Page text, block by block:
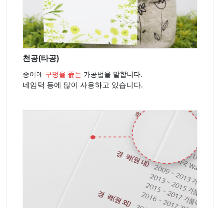
천공(타공)
종이에 구멍을 뚫는 가공법을 말합니다.
네임택 등에 많이 사용하고 있습니다.